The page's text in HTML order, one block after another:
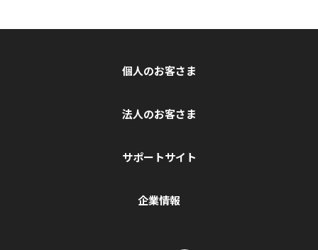
個人のお客さま
法人のお客さま
サポートサイト
企業情報